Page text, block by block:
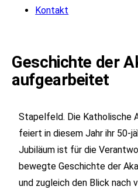
Kontakt
Geschichte der
aufgearbeitet
Stapelfeld. Die Katholische
feiert in diesem Jahr ihr 50-
Jubiläum ist für die
bewegte Geschichte der
und zugleich den Blick nach